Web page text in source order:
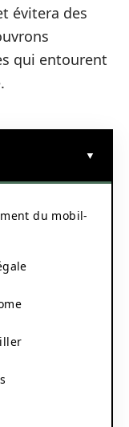
évitera des
qui entourent
du mobil-